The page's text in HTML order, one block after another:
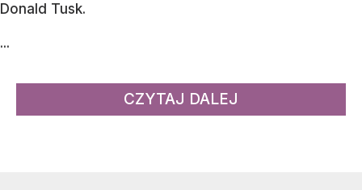
Donald Tusk.
...
CZYTAJ DALEJ